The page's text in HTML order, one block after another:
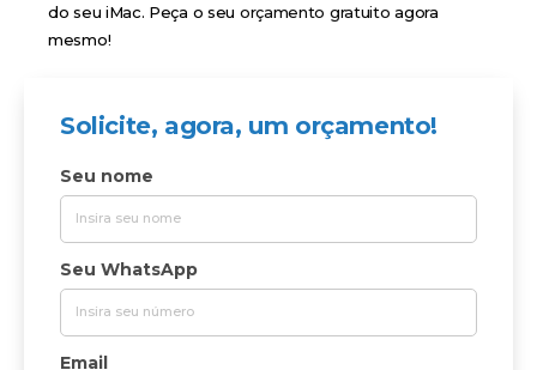
do seu iMac. Peça o seu orçamento gratuito agora
mesmo!
Solicite, agora, um orçamento!
Seu nome
Seu WhatsApp
Email